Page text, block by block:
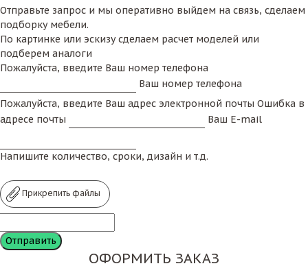
Отправьте запрос и мы оперативно выйдем на связь, сделаем
подборку мебели.
По картинке или эскизу сделаем расчет моделей или
подберем аналоги
Пожалуйста, введите Ваш номер телефона
Ваш номер телефона
Пожалуйста, введите Ваш адрес электронной почты Ошибка в
адресе почты
Ваш E-mail
Напишите количество, сроки, дизайн и т.д.
Прикрепить файлы
ОФОРМИТЬ ЗАКАЗ